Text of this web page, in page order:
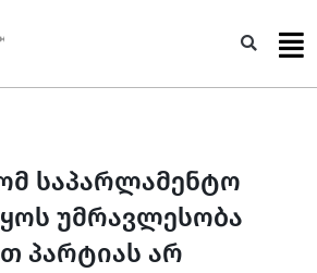
საპარლამენტო
უმრავლესობა
პარტიას არ